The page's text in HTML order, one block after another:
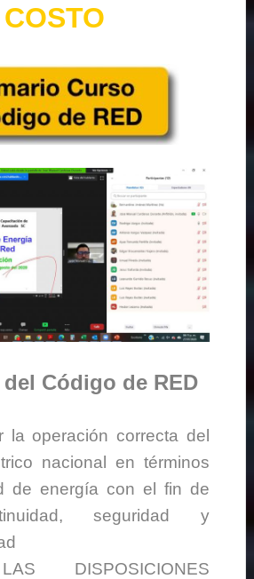
COSTO
Código de RED
la operación correcta del
nacional en términos
de energía con el fin de
seguridad y
DISPOSICIONES